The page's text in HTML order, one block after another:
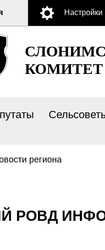
Настройки
КОМИТЕТ
региона
РОВД